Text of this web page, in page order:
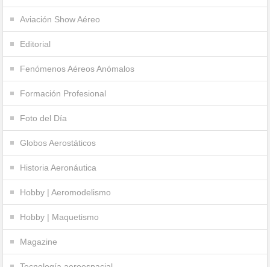
Aviación Show Aéreo
Editorial
Fenómenos Aéreos Anómalos
Formación Profesional
Foto del Día
Globos Aerostáticos
Historia Aeronáutica
Hobby | Aeromodelismo
Hobby | Maquetismo
Magazine